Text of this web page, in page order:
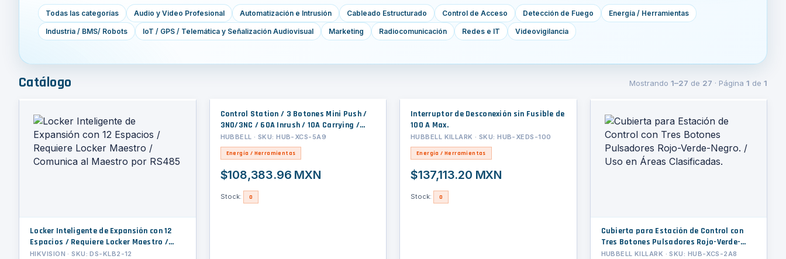
Todas las categorías Audio y Video Profesional Automatización e Intrusión Cableado Estructurado Control de Acceso Detección de Fuego Energía / Herramientas
Industria / BMS/ Robots IoT / GPS / Telemática y Señalización Audiovisual Marketing Radiocomunicación Redes e IT Videovigilancia
Catálogo Mostrando 1–27 de 27 · Página 1 de 1
Locker Inteligente de Expansión con 12
Espacios / Requiere Locker Maestro /
Comunica al Maestro por RS485
HIKVISION · SKU: DS-KLB2-12
Control Station / 3 Botones Mini Push /
3NO/3NC / 60A Inrush / 10A Carrying /
Aluminio / Cobre Libre / Exterior / Clase I,
II, III / División 1 & 2 / Zona 1 & 2 / IP66
HUBBELL · SKU: HUB-XCS-5A9
Energía / Herramientas
$108,383.96 MXN
Stock: 0
Interruptor de Desconexión sin Fusible de
100 A Max.
HUBBELL KILLARK · SKU: HUB-XEDS-100
Energía / Herramientas
$137,113.20 MXN
Stock: 0
Cubierta para Estación de Control con
Tres Botones Pulsadores Rojo-Verde-
Negro. / Uso en Áreas Clasificadas.
HUBBELL KILLARK · SKU: HUB-XCS-2A8